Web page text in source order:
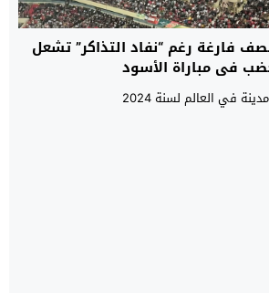
فارغة رغم “نفاد التذاكر” تشعل
في مباراة الأسود